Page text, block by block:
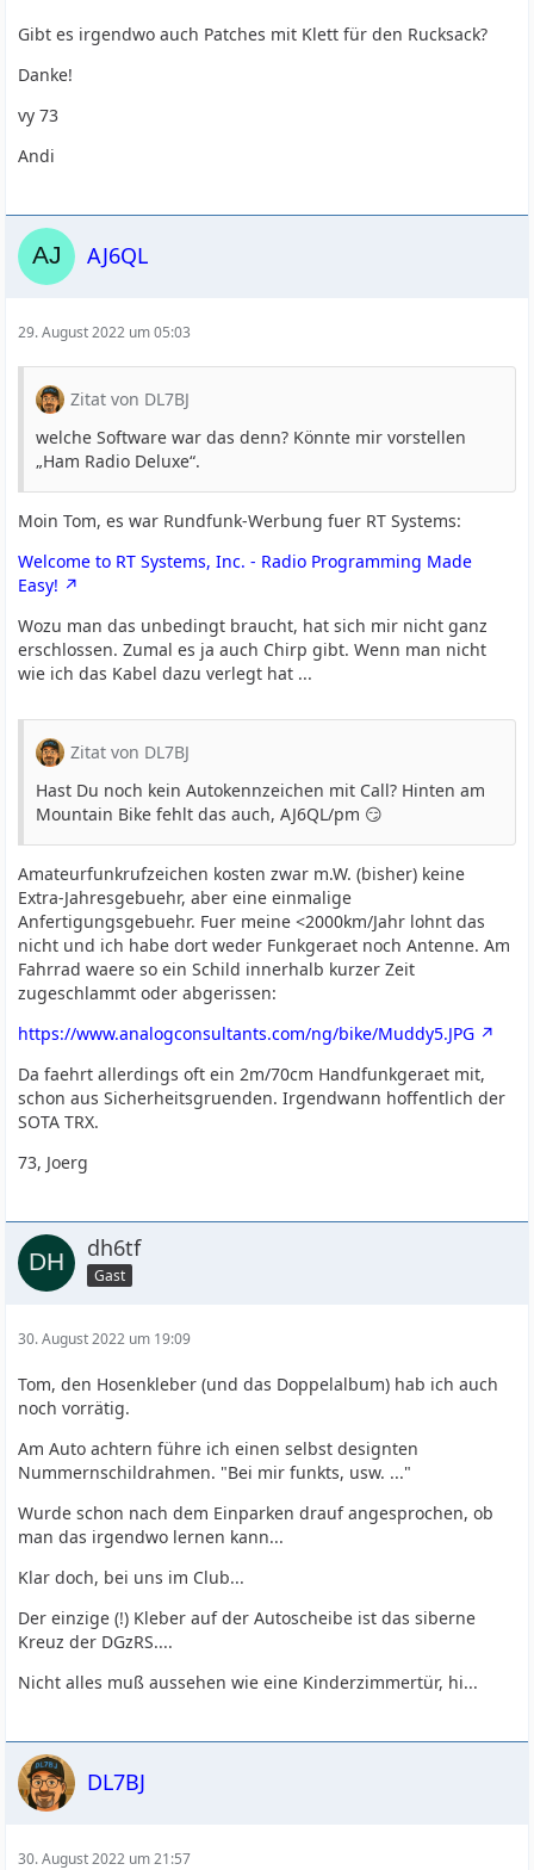
Gibt es irgendwo auch Patches mit Klett für den Rucksack?
Danke!
vy 73
Andi
AJ6QL
29. August 2022 um 05:03
Zitat von DL7BJ
welche Software war das denn? Könnte mir vorstellen
„Ham Radio Deluxe“.
Moin Tom, es war Rundfunk-Werbung fuer RT Systems:
Welcome to RT Systems, Inc. - Radio Programming Made
Easy!
Wozu man das unbedingt braucht, hat sich mir nicht ganz
erschlossen. Zumal es ja auch Chirp gibt. Wenn man nicht
wie ich das Kabel dazu verlegt hat ...
Zitat von DL7BJ
Hast Du noch kein Autokennzeichen mit Call? Hinten am
Mountain Bike fehlt das auch, AJ6QL/pm 😏
Amateurfunkrufzeichen kosten zwar m.W. (bisher) keine
Extra-Jahresgebuehr, aber eine einmalige
Anfertigungsgebuehr. Fuer meine <2000km/Jahr lohnt das
nicht und ich habe dort weder Funkgeraet noch Antenne. Am
Fahrrad waere so ein Schild innerhalb kurzer Zeit
zugeschlammt oder abgerissen:
https://www.analogconsultants.com/ng/bike/Muddy5.JPG
Da faehrt allerdings oft ein 2m/70cm Handfunkgeraet mit,
schon aus Sicherheitsgruenden. Irgendwann hoffentlich der
SOTA TRX.
73, Joerg
dh6tf
Gast
30. August 2022 um 19:09
Tom, den Hosenkleber (und das Doppelalbum) hab ich auch
noch vorrätig.
Am Auto achtern führe ich einen selbst designten
Nummernschildrahmen. "Bei mir funkts, usw. ..."
Wurde schon nach dem Einparken drauf angesprochen, ob
man das irgendwo lernen kann...
Klar doch, bei uns im Club...
Der einzige (!) Kleber auf der Autoscheibe ist das siberne
Kreuz der DGzRS....
Nicht alles muß aussehen wie eine Kinderzimmertür, hi...
DL7BJ
30. August 2022 um 21:57